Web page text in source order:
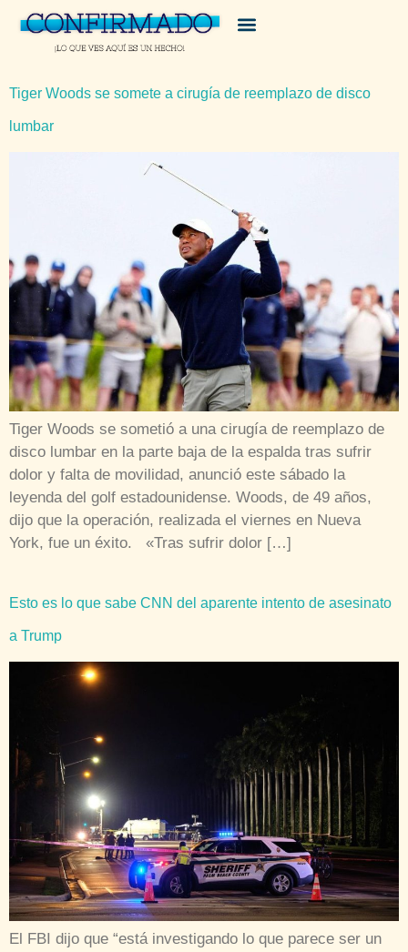
Tiger Woods se somete a cirugía de reemplazo de disco
lumbar
Tiger Woods se sometió a una cirugía de reemplazo de
disco lumbar en la parte baja de la espalda tras sufrir
dolor y falta de movilidad, anunció este sábado la
leyenda del golf estadounidense. Woods, de 49 años,
dijo que la operación, realizada el viernes en Nueva
York, fue un éxito. «Tras sufrir dolor […]
Esto es lo que sabe CNN del aparente intento de asesinato
a Trump
El FBI dijo que “está investigando lo que parece ser un